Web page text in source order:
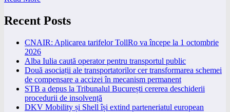
Recent Posts
CNAIR: Aplicarea tarifelor TollRo va începe la 1 octombrie
2026
Alba Iulia caută operator pentru transportul public
Două asociații ale transportatorilor cer transformarea schemei
de compensare a accizei în mecanism permanent
STB a depus la Tribunalul București cererea deschiderii
procedurii de insolvență
DKV Mobility și Shell își extind parteneriatul european